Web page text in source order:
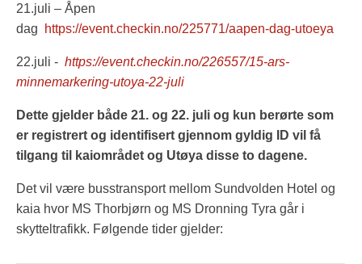
21.juli – Åpen
dag
https://event.checkin.no/225771/aapen-dag-utoeya
22.juli - https://event.checkin.no/226557/15-ars-
minnemarkering-utoya-22-juli
Dette gjelder både 21. og 22. juli og kun berørte som
er registrert og identifisert gjennom gyldig ID vil få
tilgang til kaiområdet og Utøya disse to dagene.
Det vil være busstransport mellom Sundvolden Hotel og
kaia hvor MS Thorbjørn og MS Dronning Tyra går i
skytteltrafikk. Følgende tider gjelder: